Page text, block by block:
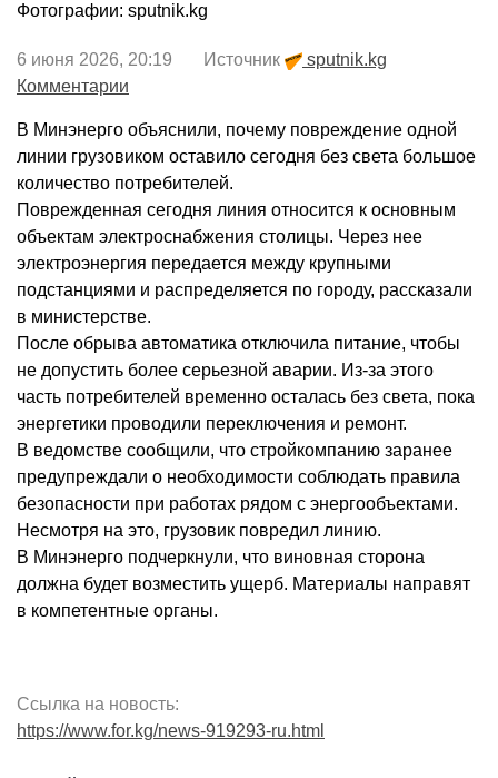
Фотографии: sputnik.kg
6 июня 2026, 20:19 Источник
sputnik.kg
Комментарии
В Минэнерго объяснили, почему повреждение одной
линии грузовиком оставило сегодня без света большое
количество потребителей.
Поврежденная сегодня линия относится к основным
объектам электроснабжения столицы. Через нее
электроэнергия передается между крупными
подстанциями и распределяется по городу, рассказали
в министерстве.
После обрыва автоматика отключила питание, чтобы
не допустить более серьезной аварии. Из-за этого
часть потребителей временно осталась без света, пока
энергетики проводили переключения и ремонт.
В ведомстве сообщили, что стройкомпанию заранее
предупреждали о необходимости соблюдать правила
безопасности при работах рядом с энергообъектами.
Несмотря на это, грузовик повредил линию.
В Минэнерго подчеркнули, что виновная сторона
должна будет возместить ущерб. Материалы направят
в компетентные органы.
Ссылка на новость:
https://www.for.kg/news-919293-ru.html